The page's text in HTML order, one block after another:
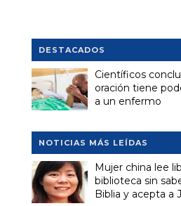
DESTACADOS
Científicos
oración tiene
a un enfermo
NOTICIAS MÁS LEÍDAS
Mujer china lee
biblioteca sin
Biblia y acepta a